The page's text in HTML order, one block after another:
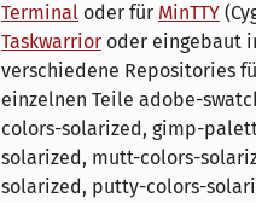
Terminal oder für MinTTY
Taskwarrior oder eingebaut
verschiedene Repositories
einzelnen Teile adobe-
colors-solarized, gimp-
solarized, mutt-colors-
solarized, putty-colors-